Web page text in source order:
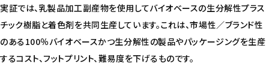
実証では、乳製品加工副産物を使用してバイオベースの生分解性プラス
チック樹脂と着色剤を共同生産しています。これは、市場性／ブランド性
のある100％バイオベースかつ生分解性の製品やパッケージングを生産
するコスト、フットプリント、難易度を下げるものです。